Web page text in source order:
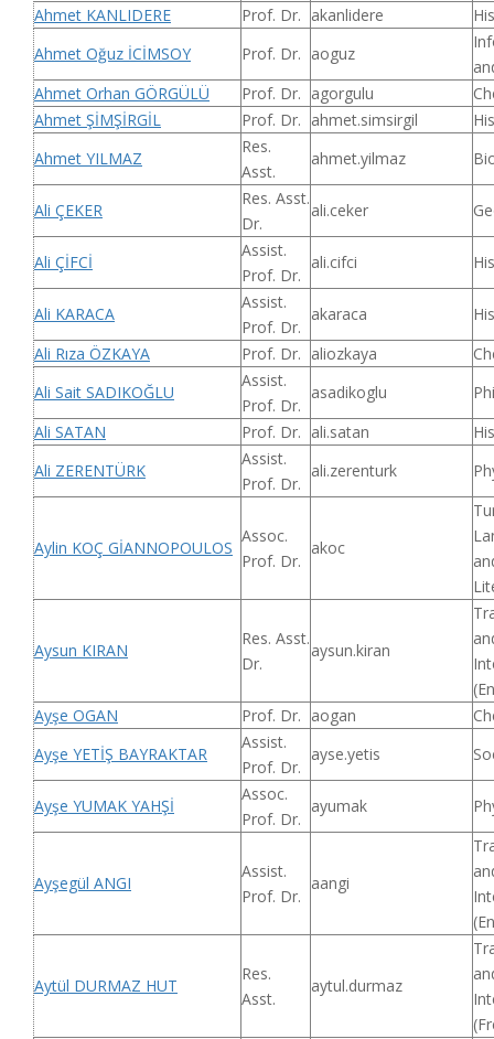
Ahmet KANLIDERE
Prof. Dr. akanlidere
Ahmet Oğuz İCİMSOY
Prof. Dr. aoguz
Ahmet Orhan GÖRGÜLÜ
Prof. Dr. agorgulu
Ahmet ŞİMŞİRGİL
Prof. Dr. ahmet.simsirgil
Ahmet YILMAZ
Res.
Asst.
ahmet.yilmaz
Ali ÇEKER
Res. Asst.
Dr.
ali.ceker
Ali ÇİFCİ
Assist.
Prof. Dr.
ali.cifci
Ali KARACA
Assist.
Prof. Dr.
akaraca
Ali Rıza ÖZKAYA
Prof. Dr. aliozkaya
Ali Sait SADIKOĞLU
Assist.
Prof. Dr.
asadikoglu
Ali SATAN
Prof. Dr. ali.satan
Ali ZERENTÜRK
Assist.
Prof. Dr.
ali.zerenturk
Aylin KOÇ GİANNOPOULOS
Assoc.
Prof. Dr.
akoc
Aysun KIRAN
Res. Asst.
Dr.
aysun.kiran
Ayşe OGAN
Prof. Dr. aogan
Ayşe YETİŞ BAYRAKTAR
Assist.
Prof. Dr.
ayse.yetis
Ayşe YUMAK YAHŞİ
Assoc.
Prof. Dr.
ayumak
Ayşegül ANGI
Assist.
Prof. Dr.
aangi
Aytül DURMAZ HUT
Res.
Asst.
aytul.durmaz